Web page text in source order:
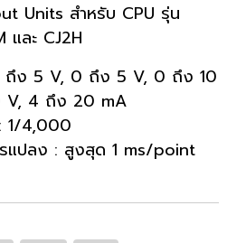
Units สำหรับ CPU รุ่น
และ CJ2H
ถึง 5 V, 0 ถึง 5 V, 0 ถึง 10
V, 4 ถึง 20 mA
1/4,000
รแปลง : สูงสุด 1 ms/point